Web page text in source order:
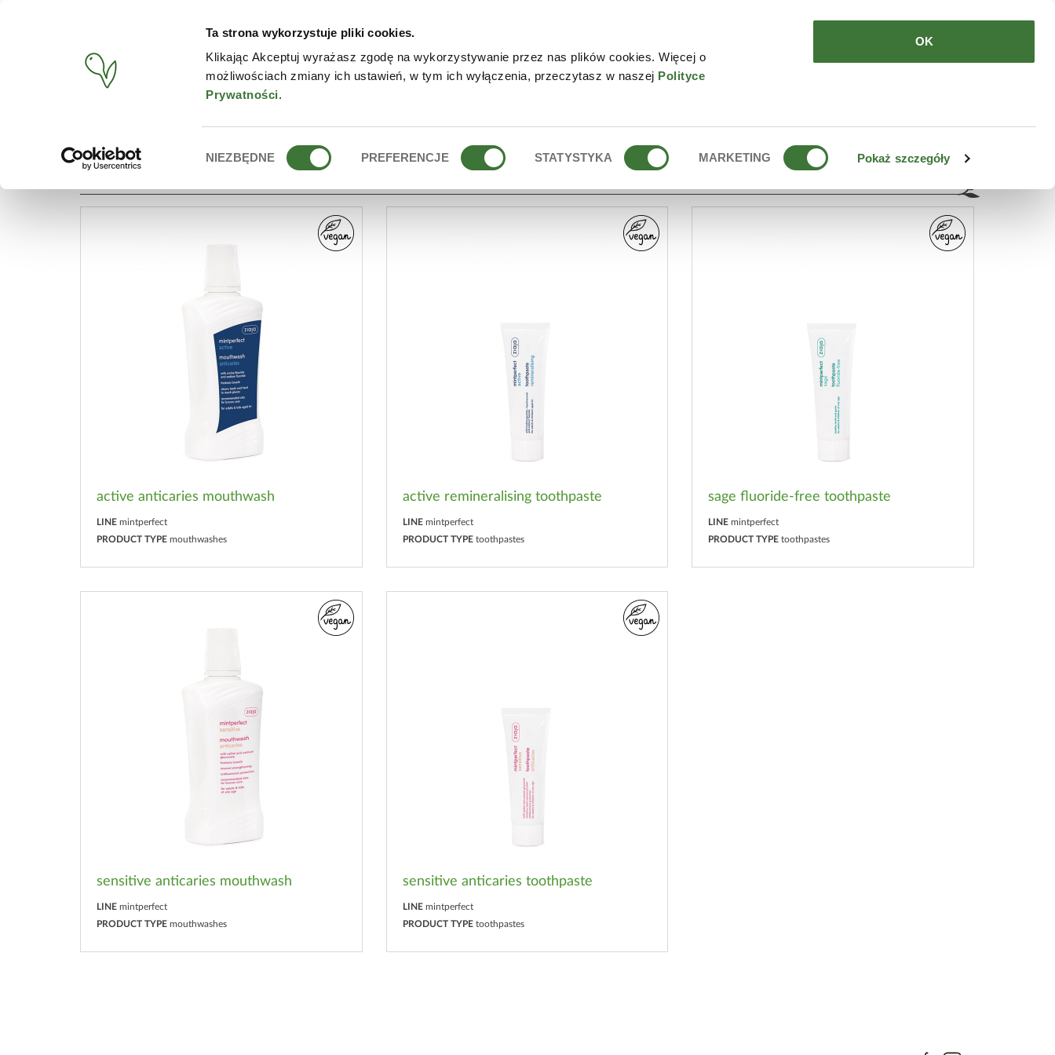
Ta strona wykorzystuje pliki cookies.
Klikając Akceptuj wyrażasz zgodę na wykorzystywanie przez nas plików cookies. Więcej o
możliwościach zmiany ich ustawień, w tym ich wyłączenia, przeczytasz w naszej Polityce
Prywatności.
zgody
NIEZBĘDNE PREFERENCJE STATYSTYKA MARKETING Pokaż szczegóły
OK
PRODUCTS CONTACT
START MINTPERFECT
LINES: MINTPERFECT
active anticaries mouthwash
LINE mintperfect
PRODUCT TYPE mouthwashes
active remineralising toothpaste
LINE mintperfect
PRODUCT TYPE toothpastes
sage fluoride-free toothpaste
LINE mintperfect
PRODUCT TYPE toothpastes
sensitive anticaries mouthwash
LINE mintperfect
PRODUCT TYPE mouthwashes
sensitive anticaries toothpaste
LINE mintperfect
PRODUCT TYPE toothpastes